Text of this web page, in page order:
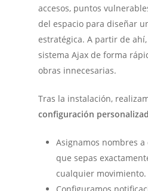
accesos, puntos
del espacio para diseñar
estratégica. A partir de
sistema Ajax de forma
obras innecesarias.
Tras la instalación,
configuración
Asignamos nombres
que sepas
cualquier movimiento.